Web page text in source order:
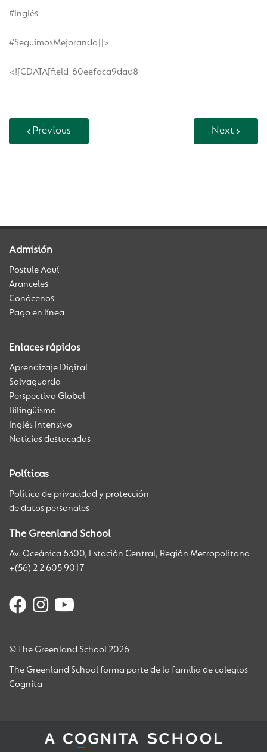
#Inglés
#SeguimosMejorando]]>
<![CDATA[field_60eefaca9dad8
Previous Next
Admisión
Postule Aquí
Aranceles
Conócenos
Pago en línea
Enlaces rápidos
Aprendizaje Digital
Salvaguarda
Perspectiva Global
Bilingüismo
Inglés Intensivo
Noticias destacadas
Políticas
Política de privacidad y protección
de datos personales
The Greenland School
Av. Oceánica 6300, Estación Central, Región Metropolitana
+(56) 2 2 605 9017
© The Greenland School 2026
The Greenland School forma parte de la familia de colegios
Cognita